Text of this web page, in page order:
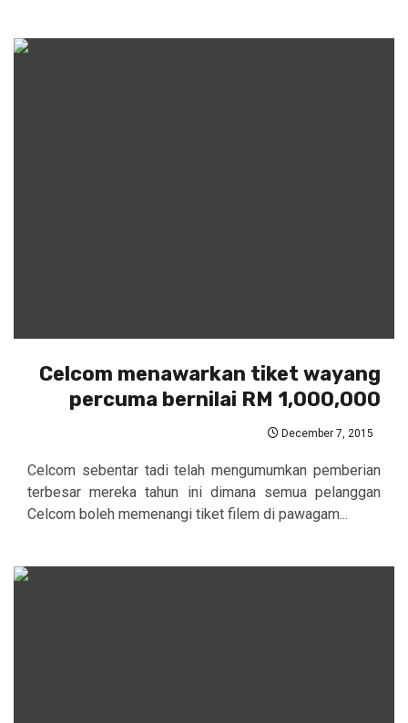
Celcom menawarkan tiket wayang
percuma bernilai RM 1,000,000
December 7, 2015
Celcom sebentar tadi telah mengumumkan pemberian
terbesar mereka tahun ini dimana semua pelanggan
Celcom boleh memenangi tiket filem di pawagam...